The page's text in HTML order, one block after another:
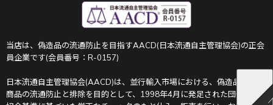
当店は、偽造品の流通防止を目指すAACD(日本流通自主管理協会)の正会
員企業です(会員番号：R-0157)
日本流通自主管理協会(AACD)は、並行輸入市場における、偽造品や不正
商品の流通防止と排除を目的として、1998年4月に発足された団体です。